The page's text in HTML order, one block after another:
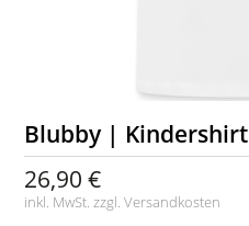
Blubby | Kindershirt
26,90 €
inkl. MwSt. zzgl.Versandkosten